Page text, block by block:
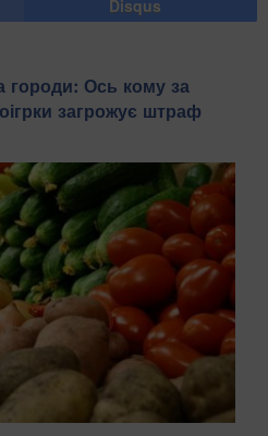
Disqus
городи: Ось кому за
загрожує штраф